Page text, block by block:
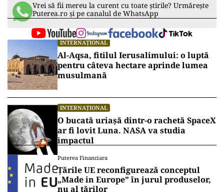
Vrei să fii mereu la curent cu toate știrile? Urmărește
Puterea.ro și pe canalul de WhatsApp
INTERNAȚIONAL
Al-Aqsa, fitilul Ierusalimului: o luptă
pentru câteva hectare aprinde lumea
musulmană
INTERNAȚIONAL
O bucată uriașă dintr-o rachetă SpaceX
ar fi lovit Luna. NASA va studia
impactul
Puterea Financiara
Țările UE reconfigurează conceptul
„Made in Europe” în jurul produselor,
nu al țărilor